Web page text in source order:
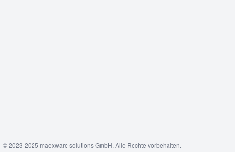
© 2023-2025 maexware solutions GmbH. Alle Rechte vorbehalten.